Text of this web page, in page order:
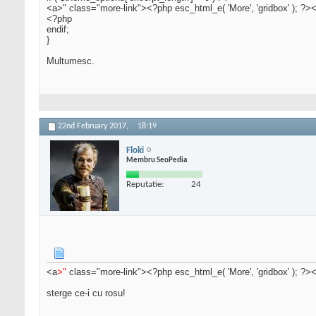
<a>" class="more-link"><?php esc_html_e( 'More', 'gridbox' );
<?php
endif;
}
Multumesc.
22nd February 2017, 18:19
Floki
Membru SeoPedia
Reputatie: 24
<a>" class="more-link"><?php esc_html_e( 'More', 'gridbox' );
sterge ce-i cu rosu!